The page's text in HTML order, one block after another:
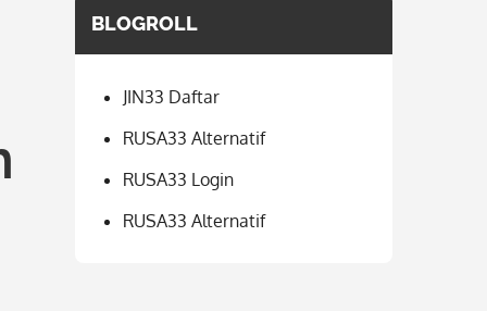
BLOGROLL
JIN33 Daftar
RUSA33 Alternatif
RUSA33 Login
RUSA33 Alternatif